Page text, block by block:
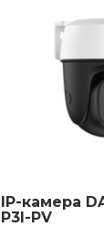
IP-камера
P3I-PV